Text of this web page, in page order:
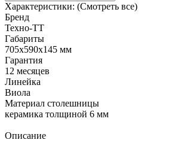
Характеристики: (Смотреть все)
Бренд
Техно-ТТ
Габариты
705х590х145 мм
Гарантия
12 месяцев
Линейка
Виола
Материал столешницы
керамика толщиной 6 мм
Описание